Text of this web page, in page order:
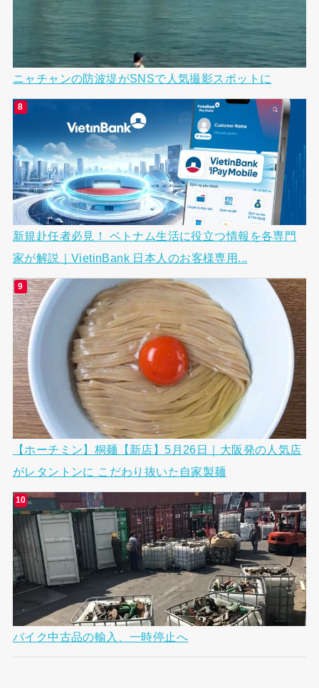
ニャチャンの防波堤がSNSで人気撮影スポットに
新規赴任者必見！ ベトナム生活に役立つ情報を各専門
家が解説｜VietinBank 日本人のお客様専用...
【ホーチミン】桐麺【新店】5月26日｜大阪発の人気店
がレタントンに こだわり抜いた自家製麺
バイク中古品の輸入、一時停止へ